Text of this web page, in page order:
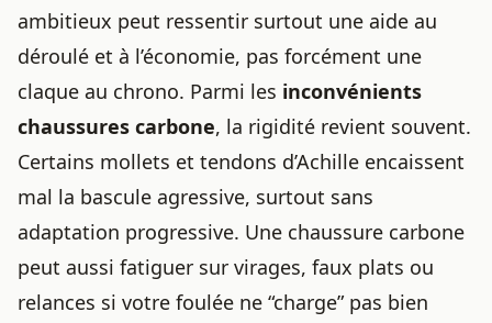
ambitieux peut ressentir surtout une aide au
déroulé et à l’économie, pas forcément une
claque au chrono. Parmi les inconvénients
chaussures carbone, la rigidité revient souvent.
Certains mollets et tendons d’Achille encaissent
mal la bascule agressive, surtout sans
adaptation progressive. Une chaussure carbone
peut aussi fatiguer sur virages, faux plats ou
relances si votre foulée ne “charge” pas bien